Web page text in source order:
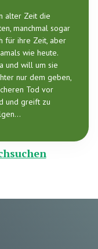
alter Zeit die
manchmal sogar
für ihre Zeit, aber
wie heute.
und will um sie
nur dem geben,
Tod vor
und greift zu